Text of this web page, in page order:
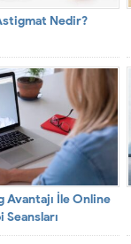
Nedir?
Avantajı İle Online
Seansları